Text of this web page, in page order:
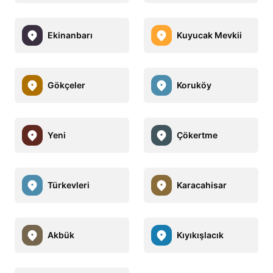
Ekinanbarı Kuyucak Mevkii
Gökçeler Koruköy
Yeni Çökertme
Türkevleri Karacahisar
Akbük Kıyıkışlacık